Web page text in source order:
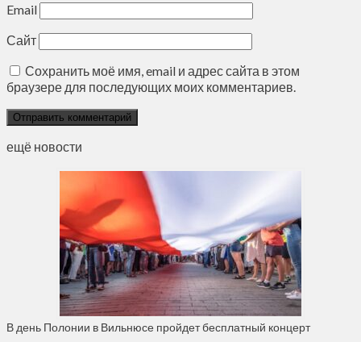
Email
Сайт
Сохранить моё имя, email и адрес сайта в этом
браузере для последующих моих комментариев.
ещё новости
В день Полонии в Вильнюсе пройдет бесплатный концерт